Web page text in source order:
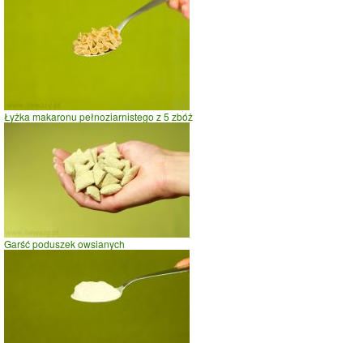
prasowanie
prowadzenie samochodu
Łyżka makaronu pełnoziarnistego z 5 zbóż
Garść poduszek owsianych